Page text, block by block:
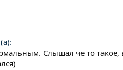
Слышал че то такое,